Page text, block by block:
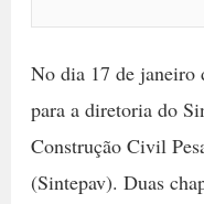
No dia 17 de janeiro
para a diretoria do
Construção Civil
(Sintepav). Duas